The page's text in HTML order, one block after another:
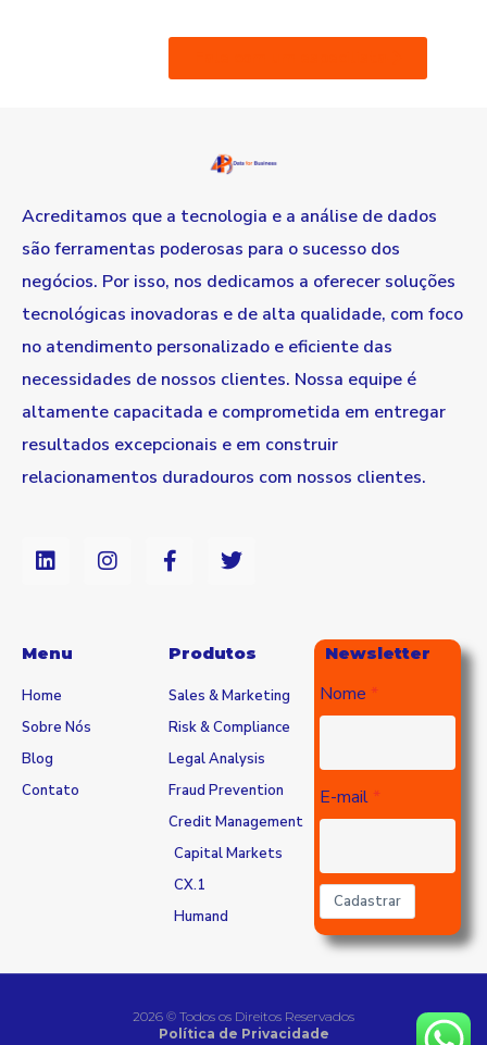
Acreditamos que a tecnologia e a análise de dados
são ferramentas poderosas para o sucesso dos
negócios. Por isso, nos dedicamos a oferecer soluções
tecnológicas inovadoras e de alta qualidade, com foco
no atendimento personalizado e eficiente das
necessidades de nossos clientes. Nossa equipe é
altamente capacitada e comprometida em entregar
resultados excepcionais e em construir
relacionamentos duradouros com nossos clientes.
Menu
Home
Sobre Nós
Blog
Contato
Produtos
Sales & Marketing
Risk & Compliance
Legal Analysis
Fraud Prevention
Credit Management
Capital Markets
CX.1
Humand
Newsletter
Nome
E-mail
Cadastrar
2026 © Todos os Direitos Reservados
Política de Privacidade